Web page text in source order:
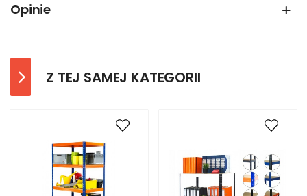
Opinie
Z TEJ SAMEJ KATEGORII